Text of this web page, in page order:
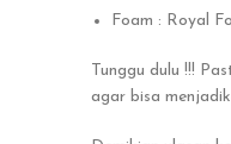
Foam : Royal
Tunggu dulu !!!
agar bisa